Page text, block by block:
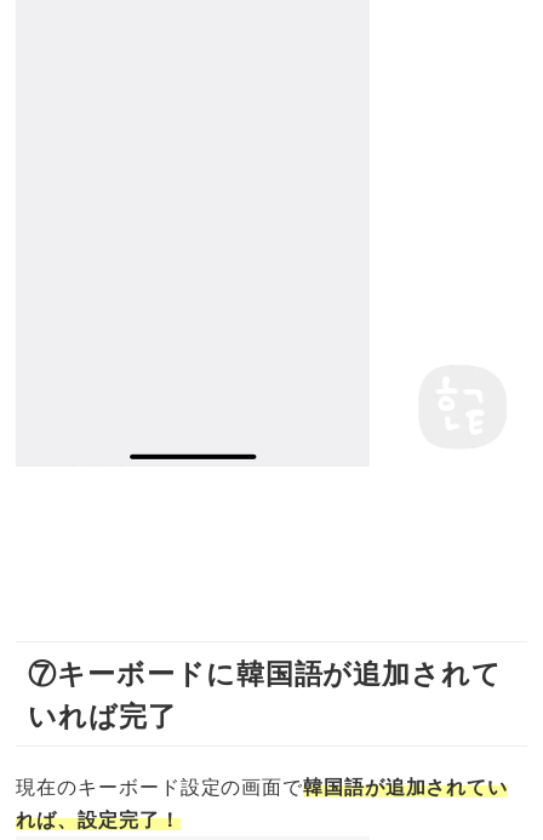
⑦キーボードに韓国語が追加されて
いれば完了
現在のキーボード設定の画面で韓国語が追加されてい
れば、設定完了！